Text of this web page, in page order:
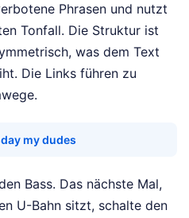
Phrasen und nutzt
Tonfall. Die Struktur ist
was dem Text
Die Links führen zu
my dudes
Bass. Das nächste Mal,
U-Bahn sitzt, schalte den